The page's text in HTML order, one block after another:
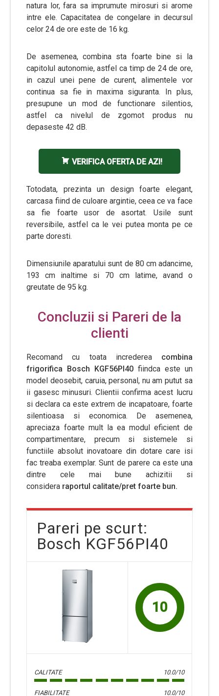
natura lor, fara sa imprumute mirosuri si arome
intre ele. Capacitatea de congelare in decursul
celor 24 de ore este de 16 kg.
De asemenea, combina sta foarte bine si la
capitolul autonomie, astfel ca timp de 24 de ore,
in cazul unei pene de curent, alimentele vor
continua sa fie in maxima siguranta. In plus,
presupune un mod de functionare silentios,
astfel ca nivelul de zgomot produs nu
depaseste 42 dB.
VERIFICA OFERTA DE AZI!
Totodata, prezinta un design foarte elegant,
carcasa fiind de culoare argintie, ceea ce va face
sa fie foarte usor de asortat. Usile sunt
reversibile, astfel ca le vei putea monta pe ce
parte doresti.
Dimensiunile aparatului sunt de 80 cm adancime,
193 cm inaltime si 70 cm latime, avand o
greutate de 95 kg.
Concluzii si Pareri de la
clienti
Recomand cu toata increderea combina
frigorifica Bosch KGF56PI40 fiindca este un
model deosebit, caruia, personal, nu am putut sa
ii gasesc minusuri. Clientii confirma acest lucru
si declara ca este extrem de incapatoare, foarte
silentioasa si economica. De asemenea,
apreciaza foarte mult la ea modul eficient de
compartimentare, precum si sistemele si
functiile absolut inovatoare din dotare care isi
fac treaba exemplar. Sunt de parere ca este una
dintre cele mai bune achizitii si
considera raportul calitate/pret foarte bun.
Pareri pe scurt:
Bosch KGF56PI40
10
CALITATE 10.0/10
FIABILITATE 10.0/10